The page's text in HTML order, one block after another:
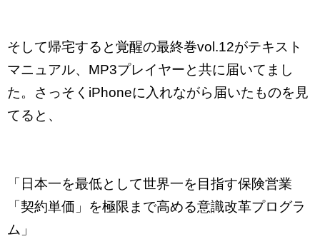
そして帰宅すると覚醒の最終巻vol.12がテキスト
マニュアル、MP3プレイヤーと共に届いてまし
た。さっそくiPhoneに入れながら届いたものを見
てると、
「日本一を最低として世界一を目指す保険営業
「契約単価」を極限まで高める意識改革プログラ
ム」